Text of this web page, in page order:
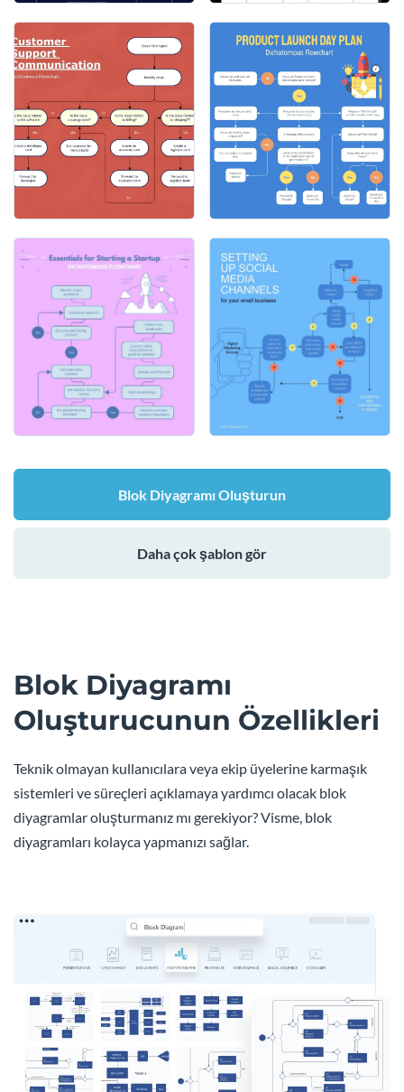
Blok Diyagramı Oluşturun
Daha çok şablon gör
Blok Diyagramı
Oluşturucunun Özellikleri
Teknik olmayan kullanıcılara veya ekip üyelerine karmaşık
sistemleri ve süreçleri açıklamaya yardımcı olacak blok
diyagramlar oluşturmanız mı gerekiyor? Visme, blok
diyagramları kolayca yapmanızı sağlar.